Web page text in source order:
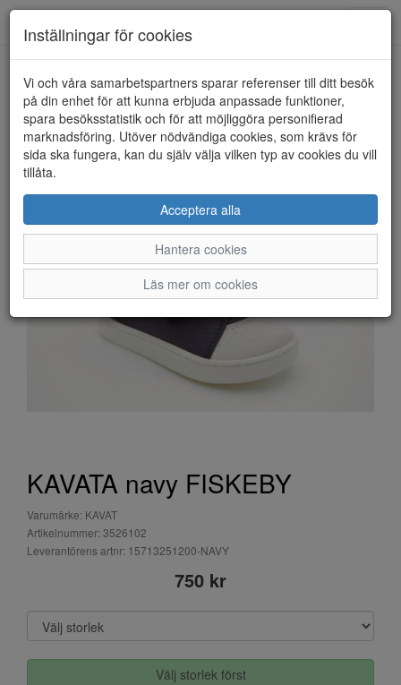
HEM KAVAT
KAVATA navy FISKEBY
Varumärke: KAVAT
Artikelnummer: 3526102
Leverantörens artnr: 15713251200-NAVY
750 kr
Välj storlek först
Inställningar för cookies
Vi och våra samarbetspartners sparar referenser till ditt besök
på din enhet för att kunna erbjuda anpassade funktioner,
spara besöksstatistik och för att möjliggöra personifierad
marknadsföring. Utöver nödvändiga cookies, som krävs för
sida ska fungera, kan du själv välja vilken typ av cookies du vill
tillåta.
Acceptera alla
Hantera cookies
Läs mer om cookies